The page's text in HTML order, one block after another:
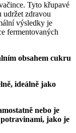
Tyto křupavé
zdravou
výsledky je
fermentovaných
obsahem cukru
ideálně jako
nebo je
jako je